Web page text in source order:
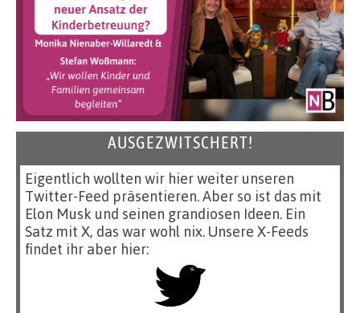
AUSGEZWITSCHERT!
Eigentlich wollten wir hier weiter unseren
Twitter-Feed präsentieren. Aber so ist das mit
Elon Musk und seinen grandiosen Ideen. Ein
Satz mit X, das war wohl nix. Unsere X-Feeds
findet ihr aber hier: